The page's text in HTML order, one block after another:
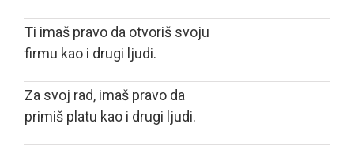
Ti imaš pravo da otvoriš svoju
firmu kao i drugi ljudi.
Za svoj rad, imaš pravo da
primiš platu kao i drugi ljudi.